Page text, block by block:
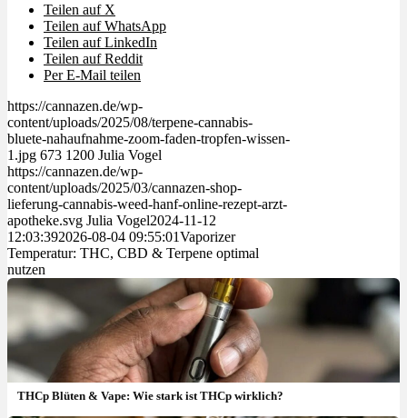
Teilen auf X
Teilen auf WhatsApp
Teilen auf LinkedIn
Teilen auf Reddit
Per E-Mail teilen
https://cannazen.de/wp-
content/uploads/2025/08/terpene-cannabis-
bluete-nahaufnahme-zoom-faden-tropfen-wissen-
1.jpg 673 1200 Julia Vogel
https://cannazen.de/wp-
content/uploads/2025/03/cannazen-shop-
lieferung-cannabis-weed-hanf-online-rezept-arzt-
apotheke.svg Julia Vogel2024-11-12
12:03:392026-08-04 09:55:01Vaporizer
Temperatur: THC, CBD & Terpene optimal
nutzen
THCp Blüten & Vape: Wie stark ist THCp wirklich?